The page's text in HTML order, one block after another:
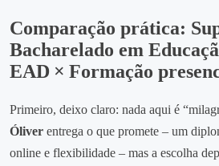
Comparação prática:
Bacharelado em
EAD × Formação
Primeiro, deixo claro: nada aqui é
Óliver entrega o que promete – um
online e flexibilidade – mas a escolha